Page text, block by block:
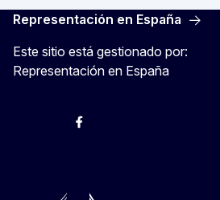
Representación en España
Este sitio está gestionado por:
Representación en España
@ComisionEuropea
Espacio Europa
Comisión Europea en España